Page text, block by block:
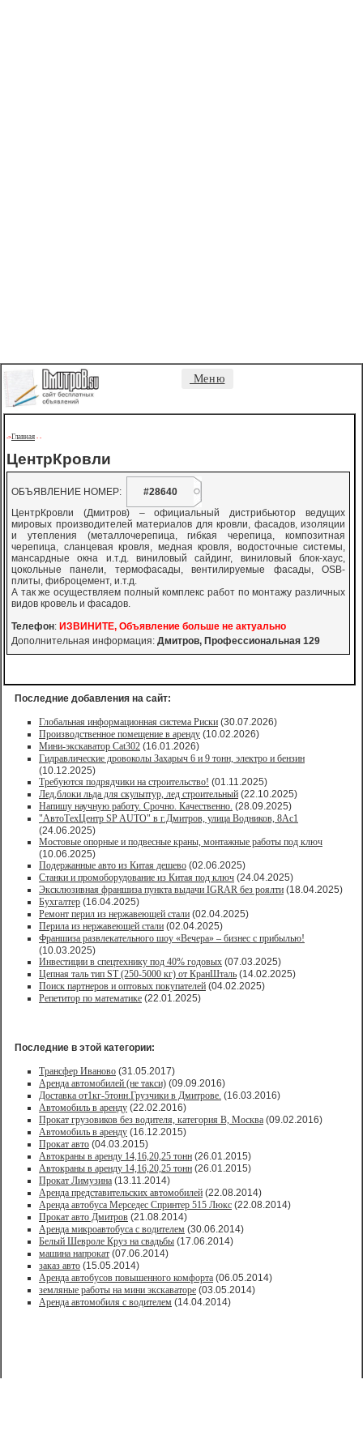
Меню
->Главная - -
ЦентрКровли
ОБЪЯВЛЕНИЕ НОМЕР:
#28640
ЦентрКровли (Дмитров) – официальный дистрибьютор ведущих
мировых производителей материалов для кровли, фасадов, изоляции
и утепления (металлочерепица, гибкая черепица, композитная
черепица, сланцевая кровля, медная кровля, водосточные системы,
мансардные окна и.т.д. виниловый сайдинг, виниловый блок-хаус,
цокольные панели, термофасады, вентилируемые фасады, OSB-
плиты, фиброцемент, и.т.д.
А так же осуществляем полный комплекс работ по монтажу различных
видов кровель и фасадов.
Телефон: ИЗВИНИТЕ, Объявление больше не актуально
Дополнительная информация: Дмитров, Профессиональная 129
Последние добавления на сайт:
Глобальная информационная система Риски (30.07.2026)
Производственное помещение в аренду (10.02.2026)
Мини-экскаватор Cat302 (16.01.2026)
Гидравлические дровоколы Захарыч 6 и 9 тонн, электро и бензин
(10.12.2025)
Требуются подрядчики на строительство! (01.11.2025)
Лед,блоки льда для скульптур, лед строительный (22.10.2025)
Напишу научную работу. Срочно. Качественно. (28.09.2025)
"АвтоТехЦентр SP AUTO" в г.Дмитров, улица Водников, 8Ас1
(24.06.2025)
Мостовые опорные и подвесные краны, монтажные работы под ключ
(10.06.2025)
Подержанные авто из Китая дешево (02.06.2025)
Станки и промоборудование из Китая под ключ (24.04.2025)
Эксклюзивная франшиза пункта выдачи IGRAR без роялти (18.04.2025)
Бухгалтер (16.04.2025)
Ремонт перил из нержавеющей стали (02.04.2025)
Перила из нержавеющей стали (02.04.2025)
Франшиза развлекательного шоу «Вечера» – бизнес с прибылью!
(10.03.2025)
Инвестиции в спецтехнику под 40% годовых (07.03.2025)
Цепная таль тип ST (250-5000 кг) от КранШталь (14.02.2025)
Поиск партнеров и оптовых покупателей (04.02.2025)
Репетитор по математике (22.01.2025)
Последние в этой категории:
Трансфер Иваново (31.05.2017)
Аренда автомобилей (не такси) (09.09.2016)
Доставка от1кг-5тонн.Грузчики в Дмитрове. (16.03.2016)
Автомобиль в аренду (22.02.2016)
Прокат грузовиков без водителя, категория В, Москва (09.02.2016)
Автомобиль в аренду (16.12.2015)
Прокат авто (04.03.2015)
Автокраны в аренду 14,16,20,25 тонн (26.01.2015)
Автокраны в аренду 14,16,20,25 тонн (26.01.2015)
Прокат Лимузина (13.11.2014)
Аренда представительских автомобилей (22.08.2014)
Аренда автобуса Мерседес Спринтер 515 Люкс (22.08.2014)
Прокат авто Дмитров (21.08.2014)
Аренда микроавтобуса с водителем (30.06.2014)
Белый Шевроле Круз на свадьбы (17.06.2014)
машина напрокат (07.06.2014)
заказ авто (15.05.2014)
Аренда автобусов повышенного комфорта (06.05.2014)
земляные работы на мини экскаваторе (03.05.2014)
Аренда автомобиля с водителем (14.04.2014)